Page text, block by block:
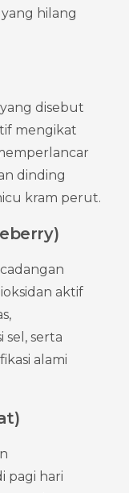
hilang
disebut
mengikat
dinding
kram perut.
aktif
sel, serta
alami
pagi hari